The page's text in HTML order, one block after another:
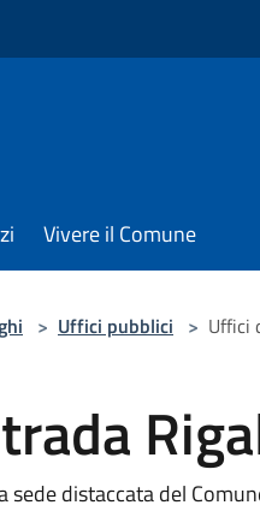
Vivere il Comune
> Uffici pubblici > Uffici
sede distaccata del